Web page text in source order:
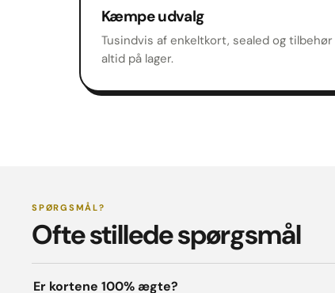
Kæmpe udvalg
Tusindvis af enkeltkort, sealed og tilbehør
altid på lager.
SPØRGSMÅL?
Ofte stillede spørgsmål
Er kortene 100% ægte?